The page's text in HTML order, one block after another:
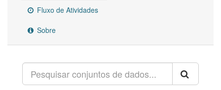
Fluxo de Atividades
Sobre